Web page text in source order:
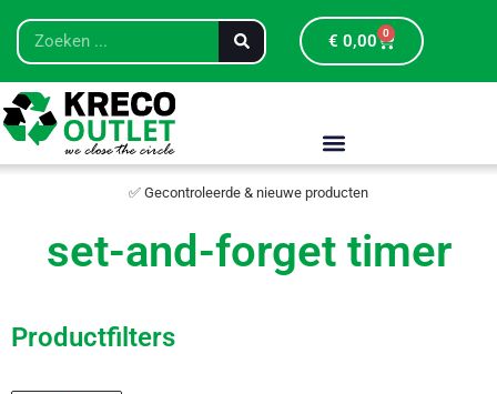
€ 0,00 0
✅ Gecontroleerde & nieuwe producten
set-and-forget timer
Productfilters